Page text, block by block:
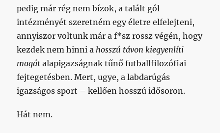
pedig már rég nem bízok, a talált gól
intézményét szeretném egy életre elfelejteni,
annyiszor voltunk már a f*sz rossz végén, hogy
kezdek nem hinni a hosszú távon kiegyenlíti
magát alapigazságnak tűnő futballfilozófiai
fejtegetésben. Mert, ugye, a labdarúgás
igazságos sport – kellően hosszú idősoron.
Hát nem.